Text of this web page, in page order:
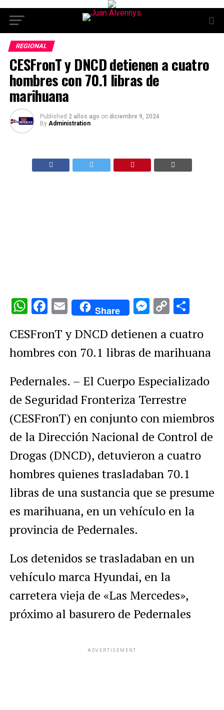
REGIONAL
CESFronT y DNCD detienen a cuatro
hombres con 70.1 libras de
marihuana
Published 2 años ago on diciembre 9, 2024
By Administration
WhatsApp
Facebook
EmailShare
Copy
CESFronT y DNCD detienen a cuatro
hombres con 70.1 libras de marihuana
Pedernales. – El Cuerpo Especializado
de Seguridad Fronteriza Terrestre
(CESFronT) en conjunto con miembros
de la Dirección Nacional de Control de
Drogas (DNCD), detuvieron a cuatro
hombres quienes trasladaban 70.1
libras de una sustancia que se presume
es marihuana, en un vehículo en la
provincia de Pedernales.
Los detenidos se trasladaban en un
vehículo marca Hyundai, en la
carretera vieja de «Las Mercedes»,
próximo al basurero de Pedernales
ADVERTISEMENT